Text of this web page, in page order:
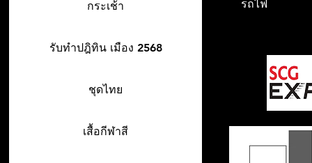
กระเช้า
รับทำปฎิทิน เมือง 2568
ชุดไทย
เสื้อกีฬาสี
รถไฟ